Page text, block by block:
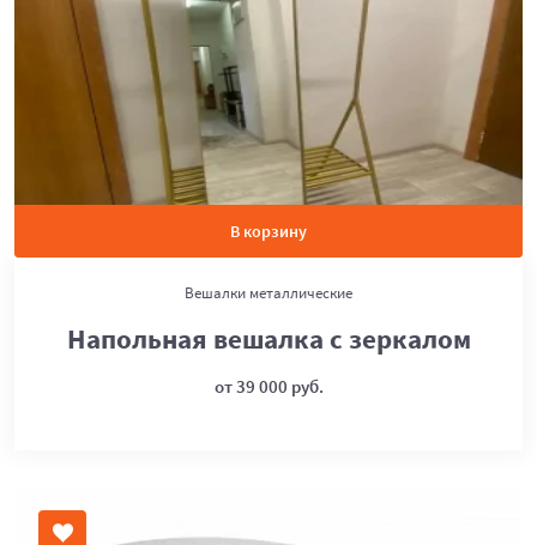
В корзину
Вешалки металлические
Напольная вешалка с зеркалом
от 39 000 руб.